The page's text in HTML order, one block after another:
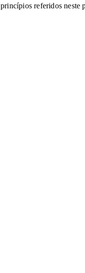
princípios referidos neste